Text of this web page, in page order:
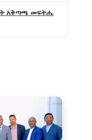
አቅጣጫ መፍትሔ ጠቋሚ